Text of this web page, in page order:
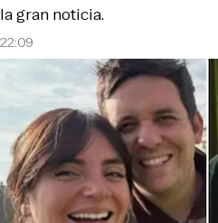
22:09
la gran noticia.